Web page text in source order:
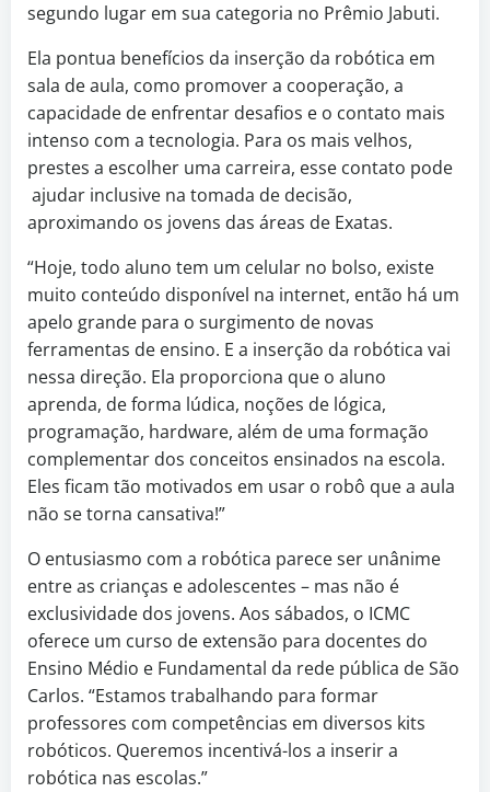
segundo lugar em sua categoria no Prêmio Jabuti.
Ela pontua benefícios da inserção da robótica em
sala de aula, como promover a cooperação, a
capacidade de enfrentar desafios e o contato mais
intenso com a tecnologia. Para os mais velhos,
prestes a escolher uma carreira, esse contato pode
ajudar inclusive na tomada de decisão,
aproximando os jovens das áreas de Exatas.
“Hoje, todo aluno tem um celular no bolso, existe
muito conteúdo disponível na internet, então há um
apelo grande para o surgimento de novas
ferramentas de ensino. E a inserção da robótica vai
nessa direção. Ela proporciona que o aluno
aprenda, de forma lúdica, noções de lógica,
programação, hardware, além de uma formação
complementar dos conceitos ensinados na escola.
Eles ficam tão motivados em usar o robô que a aula
não se torna cansativa!”
O entusiasmo com a robótica parece ser unânime
entre as crianças e adolescentes – mas não é
exclusividade dos jovens. Aos sábados, o ICMC
oferece um curso de extensão para docentes do
Ensino Médio e Fundamental da rede pública de São
Carlos. “Estamos trabalhando para formar
professores com competências em diversos kits
robóticos. Queremos incentivá-los a inserir a
robótica nas escolas.”